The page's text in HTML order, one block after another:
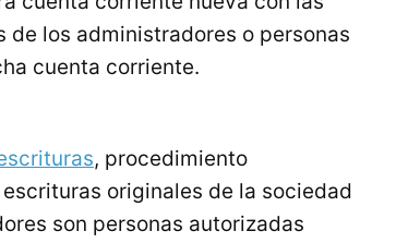
los administradores o personas
cuenta corriente.
, procedimiento
originales de la sociedad
son personas autorizadas